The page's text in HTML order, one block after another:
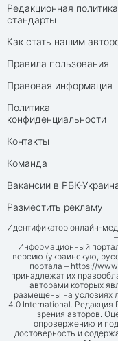
Редакционная
стандарты
Как стать нашим
Правила пользования
Правовая информация
Политика
конфиденциальности
Контакты
Команда
Вакансии в РБК-
Разместить рекламу
Идентификатор онлайн-
Информационный
версию (украинскую,
портала – https://
принадлежат их
авторами которых
размещены на условиях
4.0 International. Редакция
зрения авторов.
опровержению и
достоверность и